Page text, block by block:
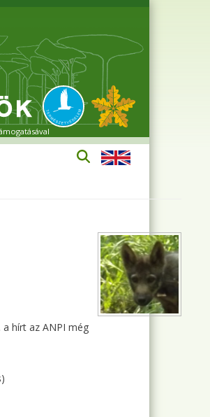
hírt az ANPI még